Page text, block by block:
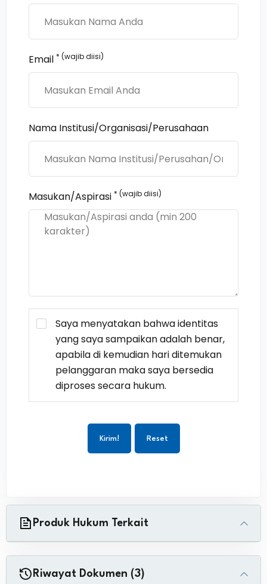
Email * (wajib diisi)
Nama Institusi/Organisasi/Perusahaan
Masukan/Aspirasi * (wajib diisi)
Saya menyatakan bahwa identitas
yang saya sampaikan adalah benar,
apabila di kemudian hari ditemukan
pelanggaran maka saya bersedia
diproses secara hukum.
Kirim! Reset
Produk Hukum Terkait
Riwayat Dokumen (3)